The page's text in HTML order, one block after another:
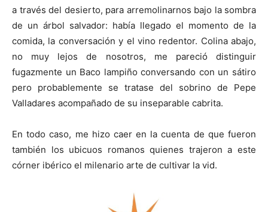
a través del desierto, para arremolinarnos bajo la sombra
de un árbol salvador: había llegado el momento de la
comida, la conversación y el vino redentor. Colina abajo,
no muy lejos de nosotros, me pareció distinguir
fugazmente un Baco lampiño conversando con un sátiro
pero probablemente se tratase del sobrino de Pepe
Valladares acompañado de su inseparable cabrita.
En todo caso, me hizo caer en la cuenta de que fueron
también los ubicuos romanos quienes trajeron a este
córner ibérico el milenario arte de cultivar la vid.